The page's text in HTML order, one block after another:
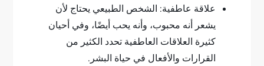
علاقة عاطفية: الشخص الطبيعي يحتاج لأن
يشعر أنه محبوب، وأنه يحب أيضًا، وفي أحيان
كثيرة العلاقات العاطفية تحدد الكثير من
القرارات والأفعال في حياة البشر.